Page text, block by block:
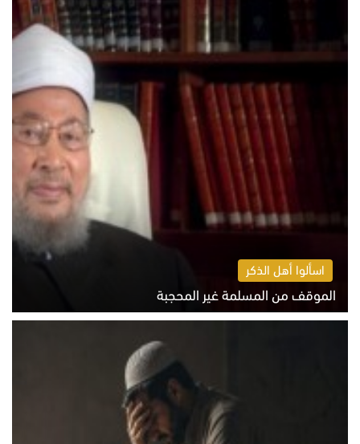
اسألوا أهل الذكر
الموقف من المسلمة غير المحجبة
الخميس 6 أغسطس 2026 10:45 ص